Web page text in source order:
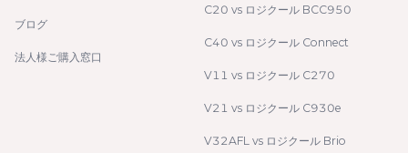
ブログ
法人様ご購入窓口
C20 vs ロジクール BCC950
C40 vs ロジクール Connect
V11 vs ロジクール C270
V21 vs ロジクール C930e
V32AFL vs ロジクール Brio